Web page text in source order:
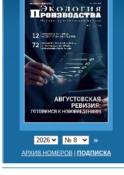
АРХИВ НОМЕРОВ| ПОДПИСКА